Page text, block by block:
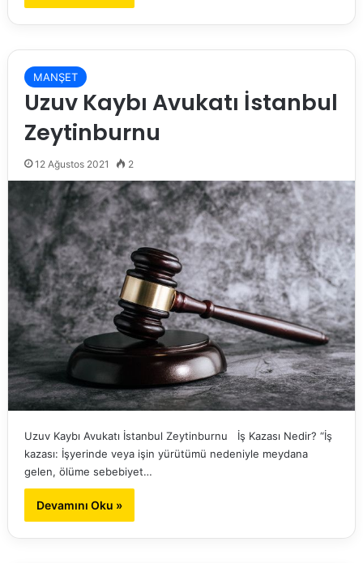
MANŞET
Uzuv Kaybı Avukatı İstanbul
Zeytinburnu
12 Ağustos 2021 2
Uzuv Kaybı Avukatı İstanbul Zeytinburnu İş Kazası Nedir? “İş
kazası: İşyerinde veya işin yürütümü nedeniyle meydana
gelen, ölüme sebebiyet…
Devamını Oku »